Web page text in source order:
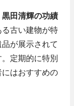
田清輝の功績
る古い建物が特
が展示されて
定期的に特別
はおすすめの